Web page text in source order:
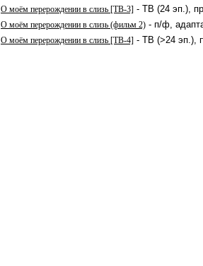
О моём перерождении в слизь [ТВ-3] - ТВ (24 эп.),
О моём перерождении в слизь (фильм 2) - п/ф,
О моём перерождении в слизь [ТВ-4] - ТВ (>24 эп.),